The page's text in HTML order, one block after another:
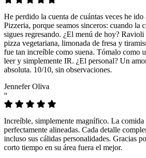
He perdido la cuenta de cuántas veces he
Pizzeria, porque seamos sinceros: cuando la
sigues regresando. ¿El menú de hoy? Ravioli
pizza vegetariana, limonada de fresa y
fue tan increíble como suena. Tómalo como
leer y simplemente IR. ¿El personal? Un
absoluta. 10/10, sin observaciones.
Jennefer Oliva
“
Increíble, simplemente magnífico. La
perfectamente alineadas. Cada detalle
incluso sus cálidas personalidades. Gracias
corto tiempo en su área fuera el mejor.